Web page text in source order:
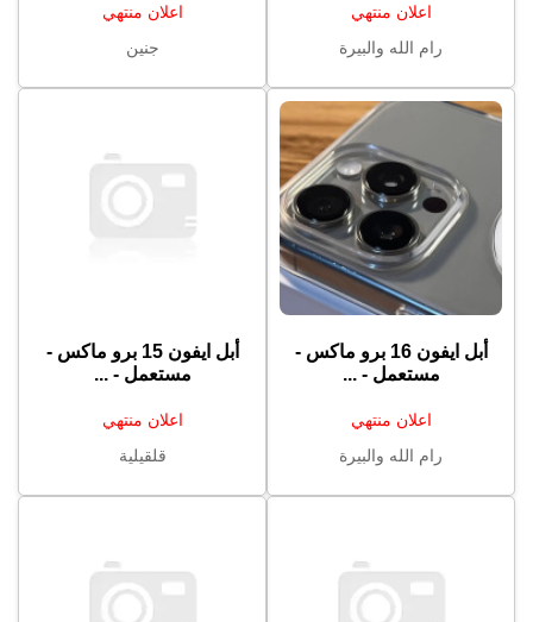
اعلان منتهي
رام الله والبيرة
اعلان منتهي
جنين
أبل ايفون 16 برو ماكس -
مستعمل - ...
اعلان منتهي
رام الله والبيرة
أبل ايفون 15 برو ماكس -
مستعمل - ...
اعلان منتهي
قلقيلية